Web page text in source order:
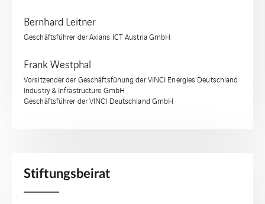
Bernhard Leitner
Geschäftsführer der Axians ICT Austria GmbH
Frank Westphal
Vorsitzender der Geschäftsfühung der VINCI Energies Deutschland
Industry & Infrastructure GmbH
Geschäftsführer der VINCI Deutschland GmbH
Stiftungsbeirat